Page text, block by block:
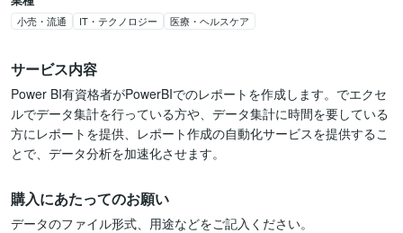
小売・流通 IT・テクノロジー 医療・ヘルスケア
サービス内容
Power BI有資格者がPowerBIでのレポートを作成します。でエクセ
ルでデータ集計を行っている方や、データ集計に時間を要している
方にレポートを提供、レポート作成の自動化サービスを提供するこ
とで、データ分析を加速化させます。
購入にあたってのお願い
データのファイル形式、用途などをご記入ください。